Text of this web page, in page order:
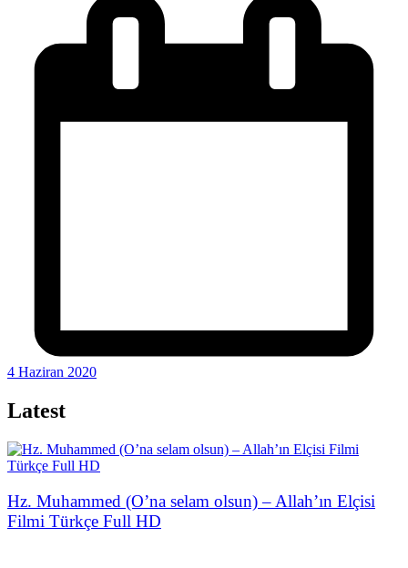
4 Haziran 2020
Latest
Hz. Muhammed (O’na selam olsun) – Allah’ın Elçisi
Filmi Türkçe Full HD